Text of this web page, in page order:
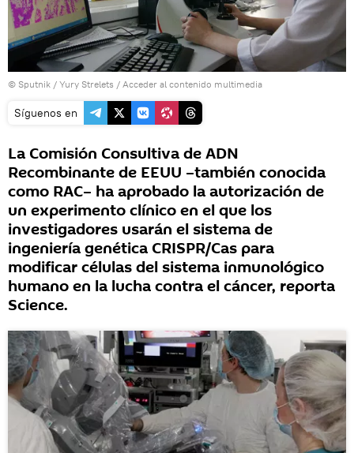
© Sputnik / Yury Strelets / Acceder al contenido multimedia
Síguenos en
La Comisión Consultiva de ADN
Recombinante de EEUU –también conocida
como RAC– ha aprobado la autorización de
un experimento clínico en el que los
investigadores usarán el sistema de
ingeniería genética CRISPR/Cas para
modificar células del sistema inmunológico
humano en la lucha contra el cáncer, reporta
Science.